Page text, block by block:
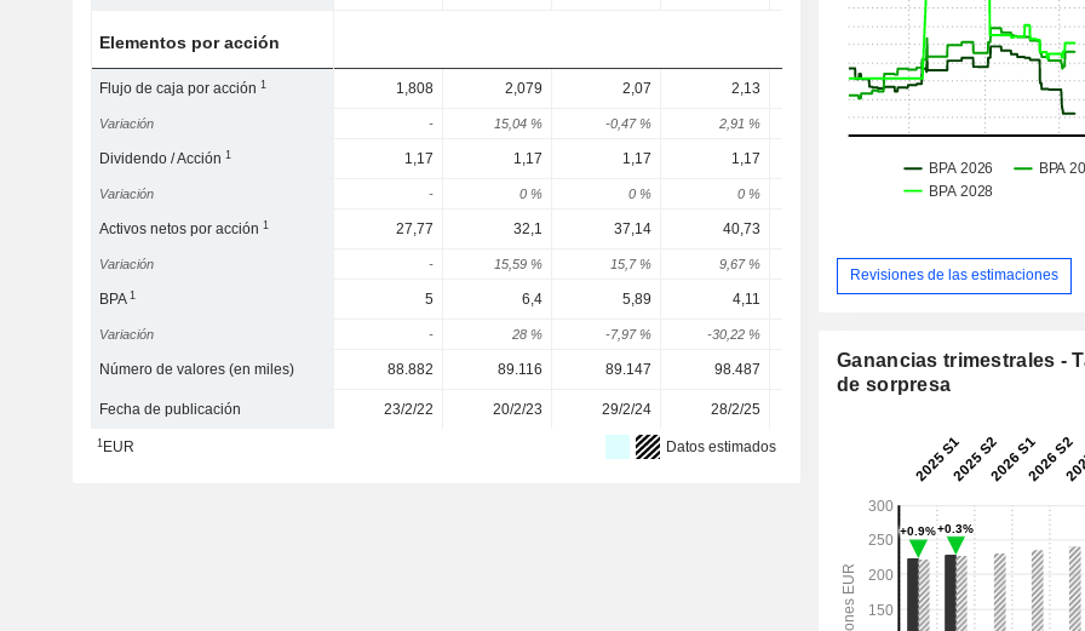
Elementos por acción
Flujo de caja por acción1 1,808 2,079 2,07 2,13 2,163 2,09
Variación - 15,04 % -0,47 % 2,91 % 1,57 % -8,69 % 5,79 %
Dividendo / Acción1 1,17 1,17 1,17 1,17 1,17 1,17
Variación - 0 % 0 % 0 % 0,02 %
Activos netos por acción1 27,77 32,1 37,14 40,73
Variación - 15,59 % 15,7 % 9,67 % 9,77 % 10,85 % 3,79 %
BPA1 5 6,4 5,89 4,11 5,99 1,603 3,297
Variación - 28 % -7,97 % -30,22 %
Número de valores (en miles) 88.882 89.116 89.147 98.487 100.946 100.972
Fecha de publicación 23/2/22 20/2/23 29/2/24 28/2/25
1EUR Datos estimados
Revisiones de las estimaciones
Ganancias trimestrales -
de sorpresa